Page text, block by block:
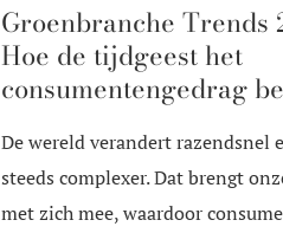
Groenbranche Trends
Hoe de tijdgeest het
consumentengedrag
De wereld verandert razendsnel
steeds complexer. Dat brengt
met zich mee, waardoor